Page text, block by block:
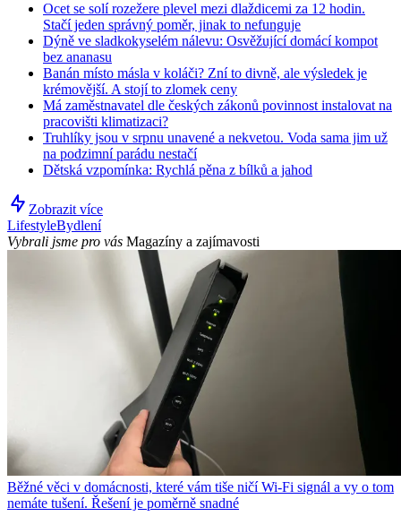
Ocet se solí rozežere plevel mezi dlaždicemi za 12 hodin.
Stačí jeden správný poměr, jinak to nefunguje
Dýně ve sladkokyselém nálevu: Osvěžující domácí kompot
bez ananasu
Banán místo másla v koláči? Zní to divně, ale výsledek je
krémovější. A stojí to zlomek ceny
Má zaměstnavatel dle českých zákonů povinnost instalovat na
pracovišti klimatizaci?
Truhlíky jsou v srpnu unavené a nekvetou. Voda sama jim už
na podzimní parádu nestačí
Dětská vzpomínka: Rychlá pěna z bílků a jahod
Zobrazit více
LifestyleBydlení
Vybrali jsme pro vás Magazíny a zajímavosti
Běžné věci v domácnosti, které vám tiše ničí Wi-Fi signál a vy o tom
nemáte tušení. Řešení je poměrně snadné